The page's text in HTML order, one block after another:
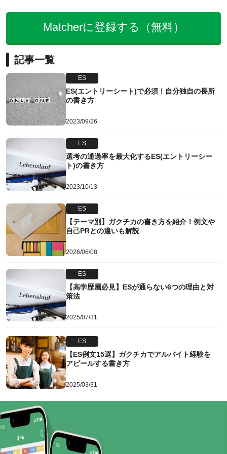
Matcherに登録する（無料）
記事一覧
ES
ES(エントリーシート)で必須！自分独自の長所
の書き方
2023/09/26
ES
選考の通過率を最大化するES(エントリーシー
ト)の書き方
2023/10/13
ES
【テーマ別】ガクチカの書き方を紹介！例文や
自己PRとの違いも解説
2026/06/08
ES
【高学歴層必見】ESが通らない6つの理由と対
策法
2025/07/31
ES
【ES例文15選】ガクチカでアルバイト経験を
アピールする書き方
2025/03/31